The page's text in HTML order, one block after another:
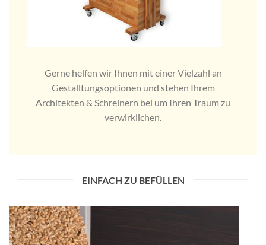
Gerne helfen wir Ihnen mit einer Vielzahl an
Gestalltungsoptionen und stehen Ihrem
Architekten & Schreinern bei um Ihren Traum zu
verwirklichen.
EINFACH ZU BEFÜLLEN